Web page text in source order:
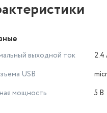
выходной ток
2.4
USB
мощность
5 В